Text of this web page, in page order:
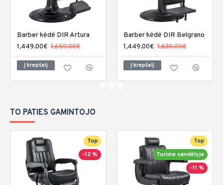
Barber kėdė DIR Artura
1,449.00€ 1,650.00€
Į krepšelį
Barber kėdė DIR Belgrano
1,449.00€ 1,630.00€
Į krepšelį
TO PATIES GAMINTOJO
Top
-12 %
Top
Turime sandėlyje
-11 %